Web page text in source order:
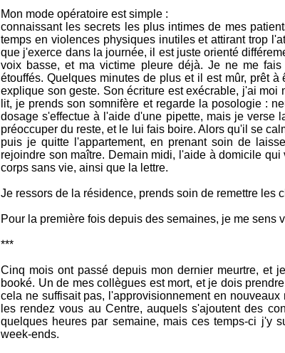
Mon mode opératoire est simple :
connaissant les secrets les plus intimes de mes
temps en violences physiques inutiles et attirant trop
que j'exerce dans la journée, il est juste orienté
voix basse, et ma victime pleure déjà. Je ne me
étouffés. Quelques minutes de plus et il est mûr, prêt
explique son geste. Son écriture est exécrable, j'ai
lit, je prends son somnifère et regarde la posologie :
dosage s'effectue à l'aide d'une pipette, mais je verse
préoccuper du reste, et le lui fais boire. Alors qu'il se
puis je quitte l'appartement, en prenant soin de
rejoindre son maître. Demain midi, l'aide à domicile
corps sans vie, ainsi que la lettre.
Je ressors de la résidence, prends soin de remettre les
Pour la première fois depuis des semaines, je me sens
***
Cinq mois ont passé depuis mon dernier meurtre, et
booké. Un de mes collègues est mort, et je dois
cela ne suffisait pas, l'approvisionnement en
les rendez vous au Centre, auquels s'ajoutent des
quelques heures par semaine, mais ces temps-ci j'y
week-ends.